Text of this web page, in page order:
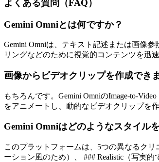
よくある質問（FAQ）
Gemini Omniとは何ですか？
Gemini Omniは、テキスト記述または画像
リングなどのために視覚的コンテンツを迅
画像からビデオクリップを作成でき
もちろんです。Gemini OmniのImage-to-
をアニメートし、動的なビデオクリップを作
Gemini Omniはどのようなスタイル
このプラットフォームは、5つの異なるク
ーション風のため）、 ### Realistic（写実